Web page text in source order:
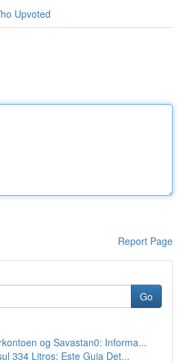
Upvoted
Report Page
Go
og Savastan0: Informa...
334 Litros: Este Guia Det...